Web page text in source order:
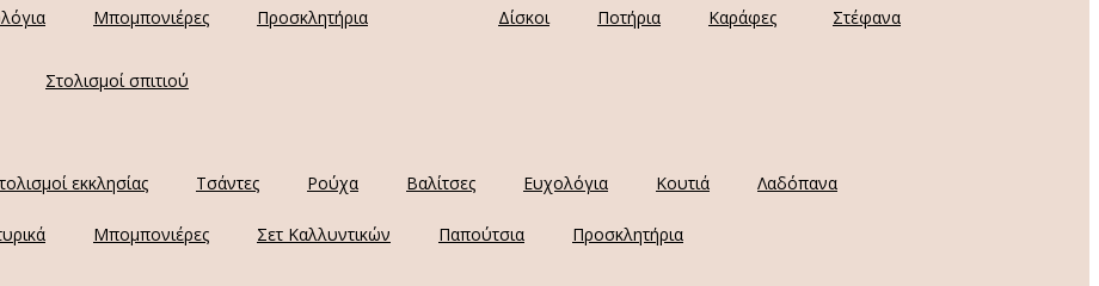
Μπομπονιέρες Προσκλητήρια
Δίσκοι
Ποτήρια Καράφες Στέφανα
Στολισμοί σπιτιού
εκκλησίας Τσάντες Ρούχα Βαλίτσες Ευχολόγια Κουτιά Λαδόπανα
Μπομπονιέρες Σετ Καλλυντικών Παπούτσια Προσκλητήρια